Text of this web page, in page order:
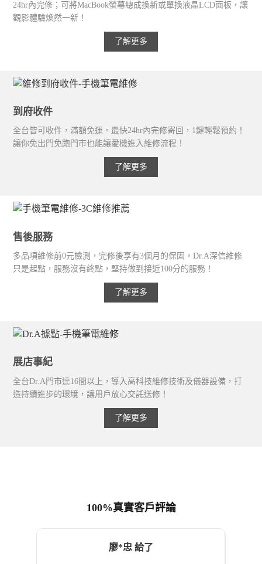
24hr內完修；可將MacBook螢幕總成換新或單換液晶LCD面板，讓
觀影體驗煥然一新！
了解更多
到府收件
全台皆可收件，滿額免運。最快24hr內完修寄回，1鍵輕鬆預約！
讓你免出門免跑門市也能讓愛機進入維修流程！
了解更多
售後服務
多品項維修前0元檢測，完修後享有3個月的保固，Dr.A深信維修
只是起點，服務沒有終點，堅持做到接近100分的服務！
了解更多
展店事紀
全台Dr.A門市達16間以上，導入高科技維修技術及儀器設備，打
造持續進步的環境，讓用戶放心交託送修！
了解更多
100%真實客戶評論
廖*忠 給了